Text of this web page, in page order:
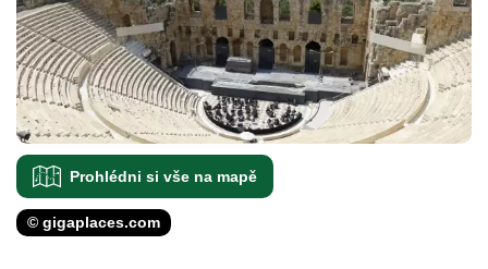
Prohlédni si vše na mapě
© gigaplaces.com